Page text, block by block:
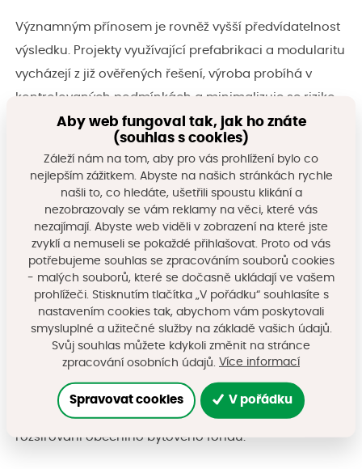
Významným přínosem je rovněž vyšší předvídatelnost
výsledku. Projekty využívající prefabrikaci a modularitu
vycházejí z již ověřených řešení, výroba probíhá v
kontrolovaných podmínkách a minimalizuje se riziko
stavebních vad.
Přesto je třeba věnovat pozornost i možným rizikům.
Modulární výstavba může do určité míry omezovat
individuální architektonické řešení. Kvalitní návrh
veřejných prostranství, různorodost prostředí a citlivé
začlenění do okolní zástavby jsou proto důležitými
podmínkami úspěšného projektu.
SFPI proto připravil praktický přehled základních
stavebních systémů, jejich výhod, omezení a
orientačních nákladů. Materiál může být užitečnou
pomůckou pro starosty, projektové manažery i další
zástupce samospráv, kteří hledají efektivní řešení pro
rozšiřování obecního bytového fondu.
Aby web fungoval tak, jak ho znáte
(souhlas s cookies)
Záleží nám na tom, aby pro vás prohlížení bylo co
nejlepším zážitkem. Abyste na našich stránkách rychle
našli to, co hledáte, ušetřili spoustu klikání a
nezobrazovaly se vám reklamy na věci, které vás
nezajímají. Abyste web viděli v zobrazení na které jste
zvyklí a nemuseli se pokaždé přihlašovat. Proto od vás
potřebujeme souhlas se zpracováním souborů cookies
- malých souborů, které se dočasně ukládají ve vašem
prohlížeči. Stisknutím tlačítka „V pořádku“ souhlasíte s
nastavením cookies tak, abychom vám poskytovali
smysluplné a užitečné služby na základě vašich údajů.
Svůj souhlas můžete kdykoli změnit na stránce
zpracování osobních údajů. Více informací
Spravovat cookies V pořádku